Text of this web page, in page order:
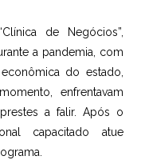
de Negócios”,
a pandemia, com
do estado,
enfrentavam
a falir. Após o
capacitado atue